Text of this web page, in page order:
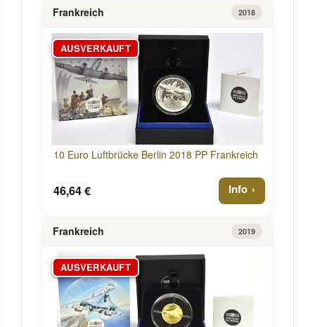
Frankreich 2018
AUSVERKAUFT
10 Euro Luftbrücke Berlin 2018 PP Frankreich
46,64 € Info
Frankreich 2019
AUSVERKAUFT